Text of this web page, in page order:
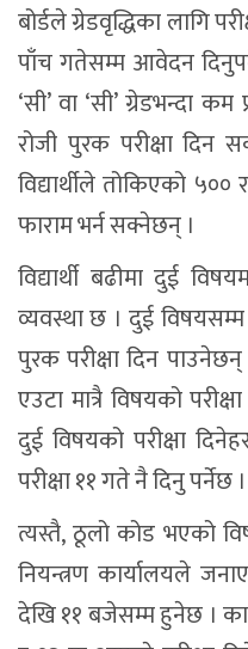
बोर्डले ग्रेडवृद्धिका लागि
पाँच गतेसम्म आवेदन
‘सी’ वा ‘सी’ ग्रेडभन्दा
रोजी पुरक परीक्षा दिन
विद्यार्थीले तोकिएको ५००
फाराम भर्न सक्नेछन् ।
विद्यार्थी बढीमा दुई
व्यवस्था छ । दुई विषयसम्म
पुरक परीक्षा दिन
एउटा मात्रै विषयको
दुई विषयको परीक्षा
परीक्षा ११ गते नै दिनु पर्नेछ ।
त्यस्तै, ठूलो कोड भएको
नियन्त्रण कार्यालयले
देखि ११ बजेसम्म हुनेछ ।